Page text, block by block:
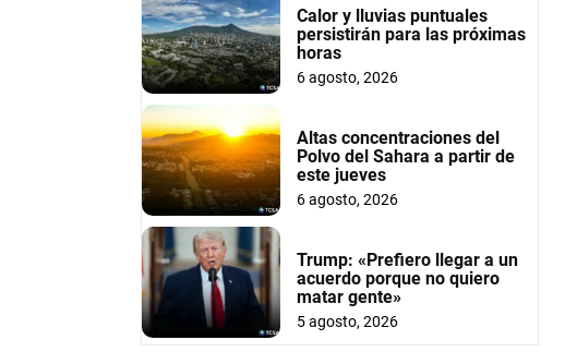
Calor y lluvias puntuales
persistirán para las próximas
horas
6 agosto, 2026
Altas concentraciones del
Polvo del Sahara a partir de
este jueves
6 agosto, 2026
Trump: «Prefiero llegar a un
acuerdo porque no quiero
matar gente»
5 agosto, 2026